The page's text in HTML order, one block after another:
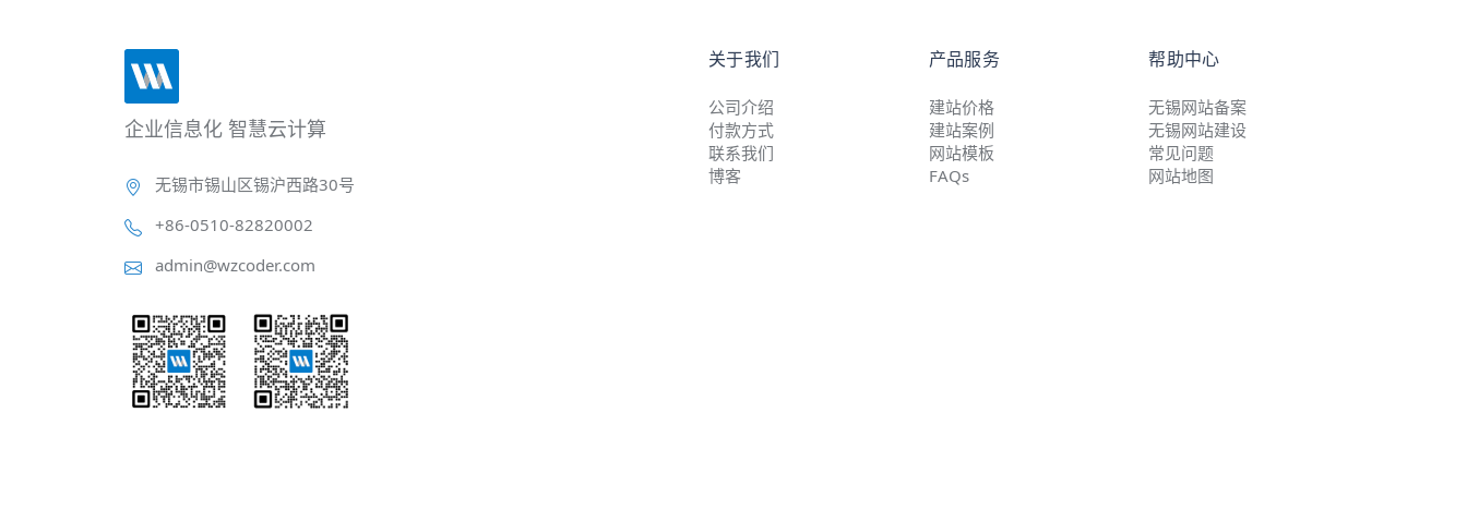
企业信息化 智慧云计算
无锡市锡山区锡沪西路30号
+86-0510-82820002
admin@wzcoder.com
关于我们
公司介绍
付款方式
联系我们
博客
产品服务
建站价格
建站案例
网站模板
FAQs
帮助中心
无锡网站备案
无锡网站建设
常见问题
网站地图